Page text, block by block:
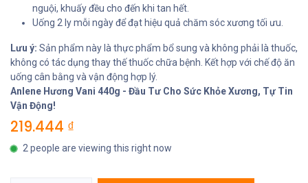
nguội, khuấy đều cho đến khi tan hết.
Uống 2 ly mỗi ngày để đạt hiệu quả chăm sóc xương tối ưu.
Lưu ý: Sản phẩm này là thực phẩm bổ sung và không phải là thuốc,
không có tác dụng thay thế thuốc chữa bệnh. Kết hợp với chế độ ăn
uống cân bằng và vận động hợp lý.
Anlene Hương Vani 440g - Đầu Tư Cho Sức Khỏe Xương, Tự Tin
Vận Động!
219.444 ₫
2 people are viewing this right now